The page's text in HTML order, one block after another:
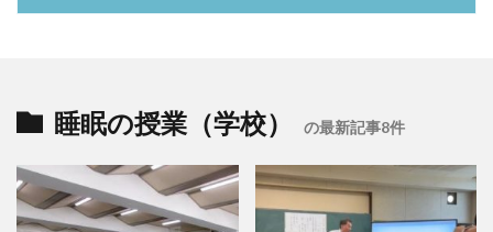
睡眠の授業（学校） の最新記事8件